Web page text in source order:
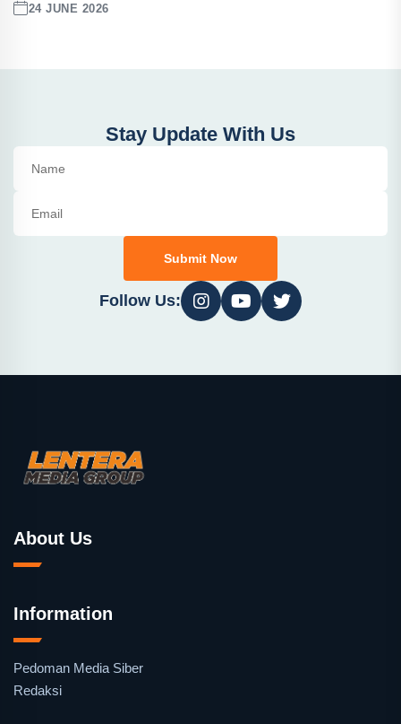
24 JUNE 2026
Stay Update With Us
Submit Now
Follow Us:
About Us
Information
Pedoman Media Siber
Redaksi